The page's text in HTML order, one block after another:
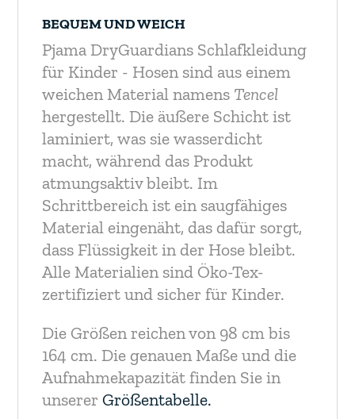
BEQUEM UND WEICH
Pjama DryGuardians Schlafkleidung
für Kinder - Hosen sind aus einem
weichen Material namens Tencel
hergestellt. Die äußere Schicht ist
laminiert, was sie wasserdicht
macht, während das Produkt
atmungsaktiv bleibt. Im
Schrittbereich ist ein saugfähiges
Material eingenäht, das dafür sorgt,
dass Flüssigkeit in der Hose bleibt.
Alle Materialien sind Öko-Tex-
zertifiziert und sicher für Kinder.
Die Größen reichen von 98 cm bis
164 cm. Die genauen Maße und die
Aufnahmekapazität finden Sie in
unsererGrößentabelle.